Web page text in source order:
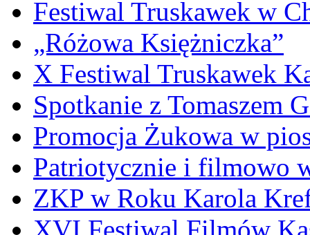
Festiwal Truskawek w
„Różowa Księżniczka”
X Festiwal Truskawek
Spotkanie z Tomaszem
Promocja Żukowa w
Patriotycznie i filmowo
ZKP w Roku Karola